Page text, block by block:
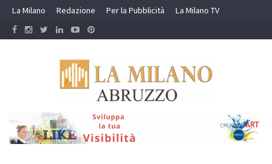
Skip
content
La Milano Redazione Per la Pubblicità La Milano TV